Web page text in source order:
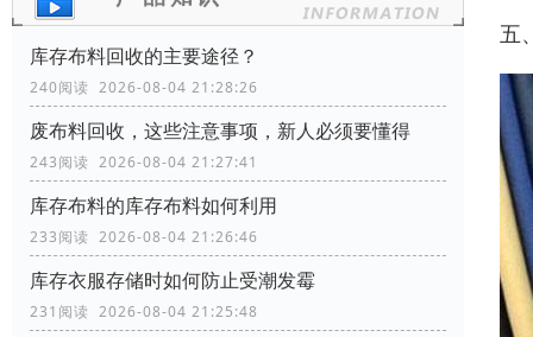
库存布料回收的主要途径？
240阅读 2026-08-04 21:28:26
废布料回收，这些注意事项，新人必须要懂得
243阅读 2026-08-04 21:27:41
库存布料的库存布料如何利用
233阅读 2026-08-04 21:26:46
库存衣服存储时如何防止受潮发霉
231阅读 2026-08-04 21:25:48
五